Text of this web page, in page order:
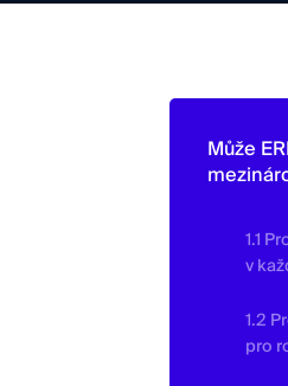
Může
1.1
v
1.2
pro